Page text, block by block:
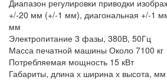
Диапазон регулировки приводки
+/-20 мм (+/-1 мм), диагональная +/-1
мм
Электропитание 3 фазы, 380В, 50Гц
Масса печатной машины Около 7100 кг
Потребляемая мощность 15 кВт
Габариты, длина х ширина х высота,